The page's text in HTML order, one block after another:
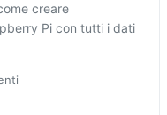
creare
Pi con tutti i dati